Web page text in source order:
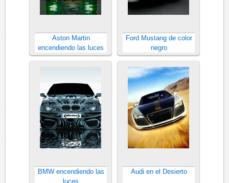
Aston Martin
encendiendo las luces
Ford Mustang de color
negro
BMW encendiendo las
luces
Audi en el Desierto